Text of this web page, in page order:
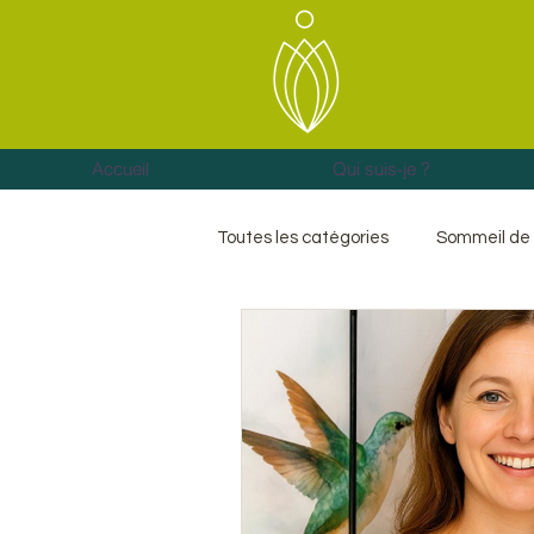
Accueil Qui suis-je ?
Toutes les catégories Sommeil
Anxiété Blocages Deuil
Libération émotionnelle